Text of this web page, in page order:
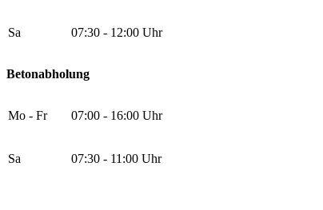
Sa 07:30 - 12:00 Uhr
Betonabholung
Mo - Fr 07:00 - 16:00 Uhr
Sa 07:30 - 11:00 Uhr